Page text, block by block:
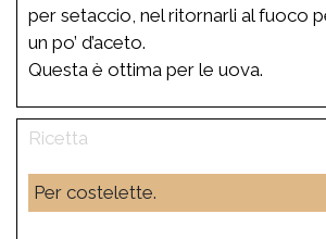
per setaccio, nel ritornarli al fuoco
un po’ d’aceto.
Questa è ottima per le uova.
Per costelette.